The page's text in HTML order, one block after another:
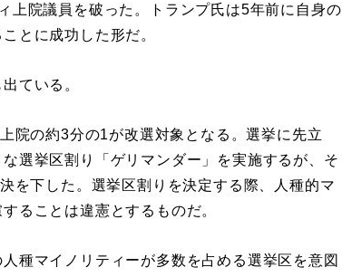
上院議員を破った。トランプ氏は5年前に自身の
とに成功した形だ。
ている。
院の約3分の1が改選対象となる。選挙に先立
選挙区割り「ゲリマンダー」を実施するが、そ
を下した。選挙区割りを決定する際、人種的マ
ることは違憲とするものだ。
種マイノリティーが多数を占める選挙区を意図